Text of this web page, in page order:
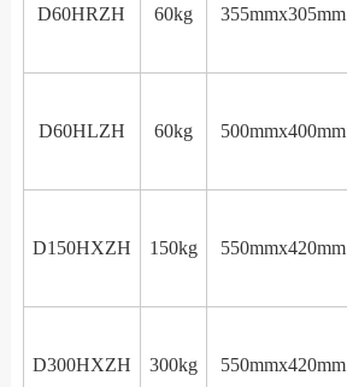
D60HRZH 60kg 355mmx305mm
D60HLZH 60kg 500mmx400mm
D150HXZH 150kg 550mmx420mm
D300HXZH 300kg 550mmx420mm